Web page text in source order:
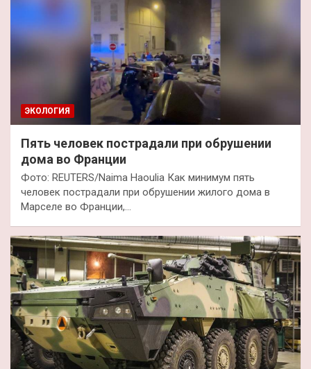
ЭКОЛОГИЯ
Пять человек пострадали при обрушении
дома во Франции
Фото: REUTERS/Naima Haoulia Как минимум пять
человек пострадали при обрушении жилого дома в
Марселе во Франции,…